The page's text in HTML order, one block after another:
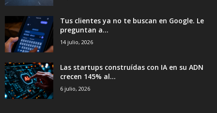
Tus clientes ya no te buscan en Google. Le
preguntan a...
14 julio, 2026
Las startups construídas con IA en su ADN
crecen 145% al...
6 julio, 2026